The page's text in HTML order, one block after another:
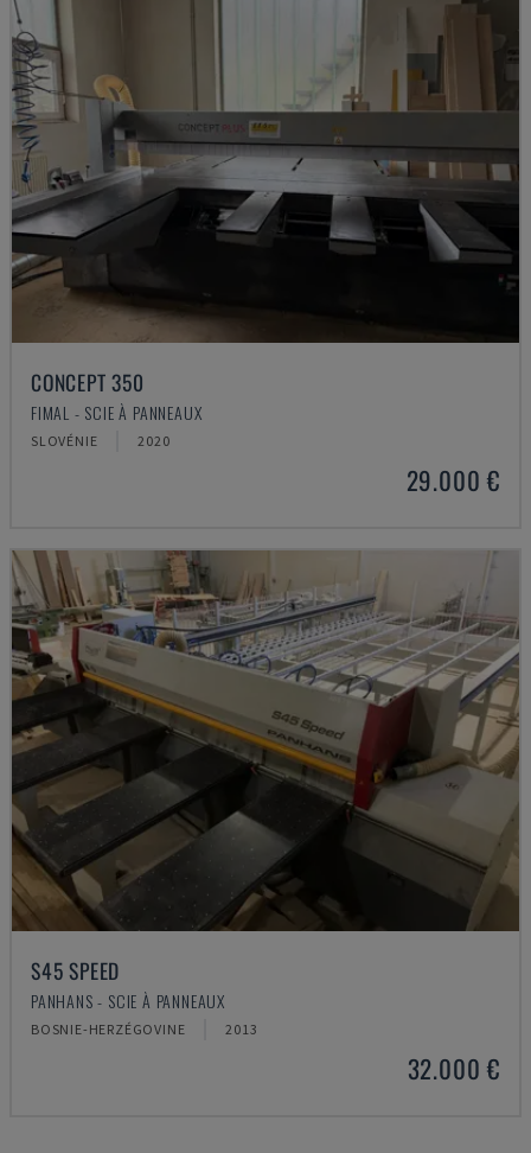
CONCEPT 350
FIMAL - SCIE À PANNEAUX
SLOVÉNIE 2020
29.000 €
S45 SPEED
PANHANS - SCIE À PANNEAUX
BOSNIE-HERZÉGOVINE 2013
32.000 €